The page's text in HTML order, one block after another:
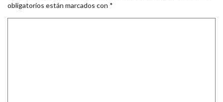
obligatorios están marcados con *